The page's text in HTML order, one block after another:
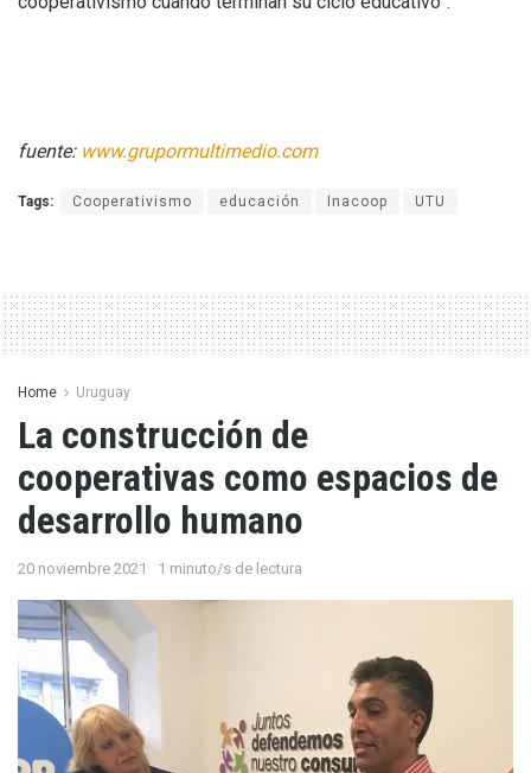
fuente: www.grupormultimedio.com
Tags: Cooperativismo educación Inacoop UTU
Home Uruguay
La construcción de
cooperativas como espacios de
desarrollo humano
20 noviembre 2021 1 minuto/s de lectura